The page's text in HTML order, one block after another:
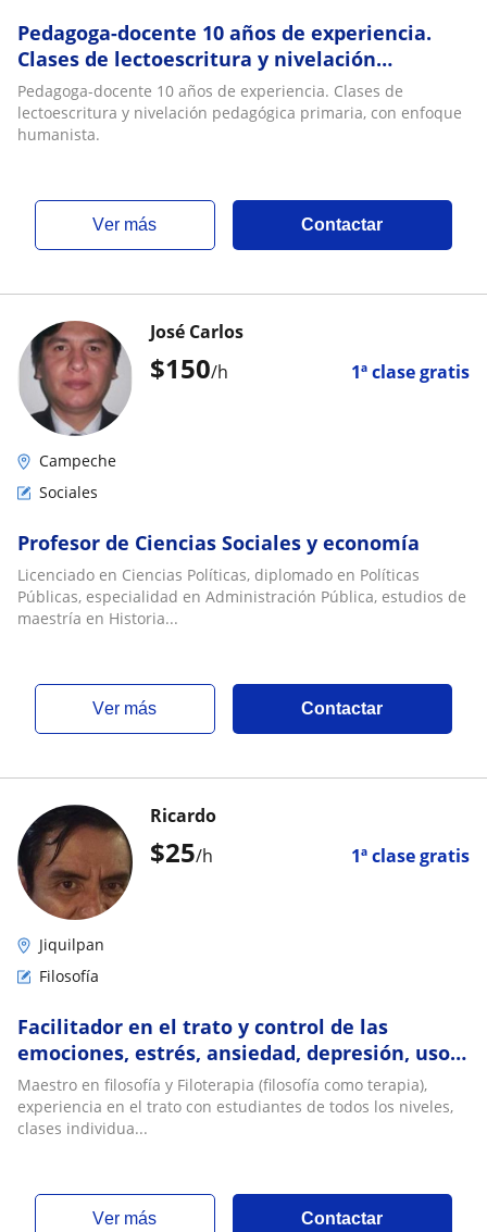
Pedagoga-docente 10 años de experiencia.
Clases de lectoescritura y nivelación
pedagógica primaria, con enfoque humanista
Pedagoga-docente 10 años de experiencia. Clases de
lectoescritura y nivelación pedagógica primaria, con enfoque
humanista.
ver más Contactar
$150/h 1ª clase gratis
José Carlos
Campeche
Sociales
Profesor de Ciencias Sociales y economía
Licenciado en Ciencias Políticas, diplomado en Políticas
Públicas, especialidad en Administración Pública, estudios de
maestría en Historia...
ver más Contactar
$25/h 1ª clase gratis
Ricardo
Jiquilpan
Filosofía
Facilitador en el trato y control de las
emociones, estrés, ansiedad, depresión, uso
de técnicas filosóficas
Maestro en filosofía y Filoterapia (filosofía como terapia),
experiencia en el trato con estudiantes de todos los niveles,
clases individua...
ver más Contactar